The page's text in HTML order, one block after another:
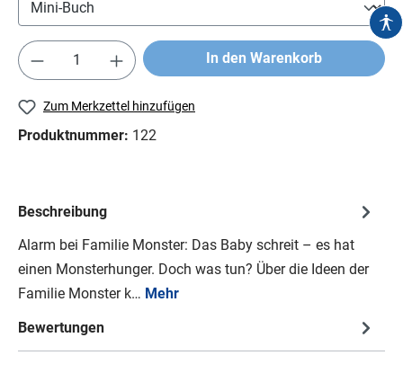
In den Warenkorb
Zum Merkzettel hinzufügen
Produktnummer: 122
Beschreibung
Alarm bei Familie Monster: Das Baby schreit – es hat
einen Monsterhunger. Doch was tun? Über die Ideen der
Familie Monster k… Mehr
Bewertungen